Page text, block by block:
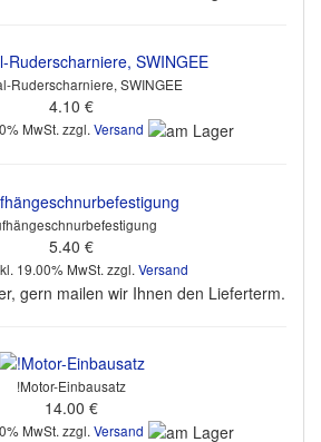
Ruderscharniere, SWINGEE
4.10 €
MwSt. zzgl. Versand
5.40 €
19.00% MwSt. zzgl. Versand
!Motor-Einbausatz
14.00 €
MwSt. zzgl. Versand